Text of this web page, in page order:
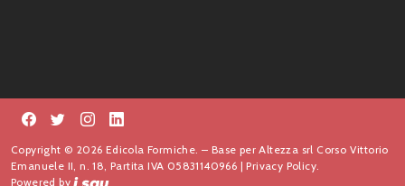
Copyright © 2026 Edicola Formiche. – Base per Altezza srl Corso Vittorio
Emanuele II, n. 18, Partita IVA 05831140966 |Privacy Policy.
Powered by